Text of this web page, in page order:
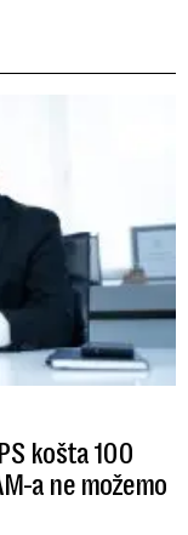
košta 100
a ne možemo